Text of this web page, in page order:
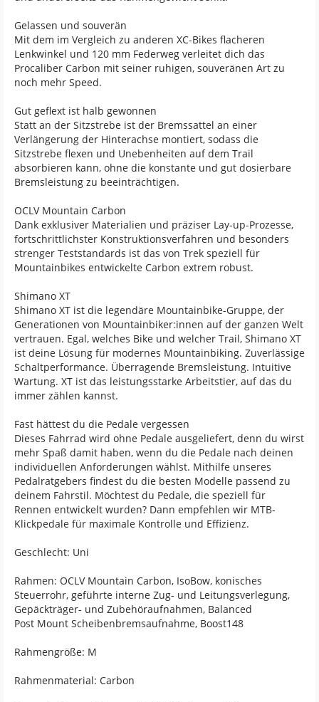
Gelassen und souverän
Mit dem im Vergleich zu anderen XC-Bikes flacheren
Lenkwinkel und 120 mm Federweg verleitet dich das
Procaliber Carbon mit seiner ruhigen, souveränen Art zu
noch mehr Speed.
Gut geflext ist halb gewonnen
Statt an der Sitzstrebe ist der Bremssattel an einer
Verlängerung der Hinterachse montiert, sodass die
Sitzstrebe flexen und Unebenheiten auf dem Trail
absorbieren kann, ohne die konstante und gut dosierbare
Bremsleistung zu beeinträchtigen.
OCLV Mountain Carbon
Dank exklusiver Materialien und präziser Lay-up-Prozesse,
fortschrittlichster Konstruktionsverfahren und besonders
strenger Teststandards ist das von Trek speziell für
Mountainbikes entwickelte Carbon extrem robust.
Shimano XT
Shimano XT ist die legendäre Mountainbike-Gruppe, der
Generationen von Mountainbiker:innen auf der ganzen Welt
vertrauen. Egal, welches Bike und welcher Trail, Shimano XT
ist deine Lösung für modernes Mountainbiking. Zuverlässige
Schaltperformance. Überragende Bremsleistung. Intuitive
Wartung. XT ist das leistungsstarke Arbeitstier, auf das du
immer zählen kannst.
Fast hättest du die Pedale vergessen
Dieses Fahrrad wird ohne Pedale ausgeliefert, denn du wirst
mehr Spaß damit haben, wenn du die Pedale nach deinen
individuellen Anforderungen wählst. Mithilfe unseres
Pedalratgebers findest du die besten Modelle passend zu
deinem Fahrstil. Möchtest du Pedale, die speziell für
Rennen entwickelt wurden? Dann empfehlen wir MTB-
Klickpedale für maximale Kontrolle und Effizienz.
Geschlecht: Uni
Rahmen: OCLV Mountain Carbon, IsoBow, konisches
Steuerrohr, geführte interne Zug- und Leitungsverlegung,
Gepäckträger- und Zubehöraufnahmen, Balanced
Post Mount Scheibenbremsaufnahme, Boost148
Rahmengröße: M
Rahmenmaterial: Carbon